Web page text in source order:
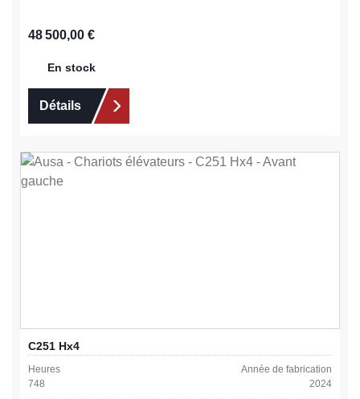
Prix régulier :
48 500,00 €
En stock
Détails
C251 Hx4
Heures
748
Année de fabrication
2024